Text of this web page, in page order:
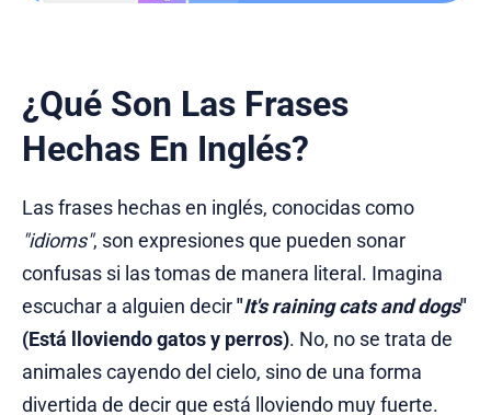
¿Qué Son Las Frases
Hechas En Inglés?
Las frases hechas en inglés, conocidas como
"idioms", son expresiones que pueden sonar
confusas si las tomas de manera literal. Imagina
escuchar a alguien decir"It's raining cats and dogs"
(Está lloviendo gatos y perros). No, no se trata de
animales cayendo del cielo, sino de una forma
divertida de decir que está lloviendo muy fuerte.